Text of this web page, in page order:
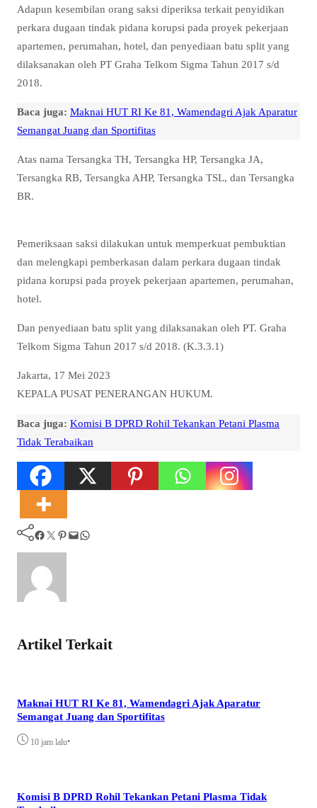
Adapun kesembilan orang saksi diperiksa terkait penyidikan
perkara dugaan tindak pidana korupsi pada proyek pekerjaan
apartemen, perumahan, hotel, dan penyediaan batu split yang
dilaksanakan oleh PT Graha Telkom Sigma Tahun 2017 s/d
2018.
Baca juga: Maknai HUT RI Ke 81, Wamendagri Ajak Aparatur
Semangat Juang dan Sportifitas
Atas nama Tersangka TH, Tersangka HP, Tersangka JA,
Tersangka RB, Tersangka AHP, Tersangka TSL, dan Tersangka
BR.
Pemeriksaan saksi dilakukan untuk memperkuat pembuktian
dan melengkapi pemberkasan dalam perkara dugaan tindak
pidana korupsi pada proyek pekerjaan apartemen, perumahan,
hotel.
Dan penyediaan batu split yang dilaksanakan oleh PT. Graha
Telkom Sigma Tahun 2017 s/d 2018. (K.3.3.1)
Jakarta, 17 Mei 2023
KEPALA PUSAT PENERANGAN HUKUM.
Baca juga: Komisi B DPRD Rohil Tekankan Petani Plasma
Tidak Terabaikan
Facebook Twitter Pinterest Mail WhatsApp
Artikel Terkait
Maknai HUT RI Ke 81, Wamendagri Ajak Aparatur
Semangat Juang dan Sportifitas
10 jam lalu•
Komisi B DPRD Rohil Tekankan Petani Plasma Tidak